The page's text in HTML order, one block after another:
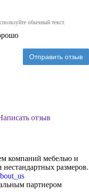
обычный текст.
Отправить отзыв
отзыв
компаний мебелью и
размеров.
партнером